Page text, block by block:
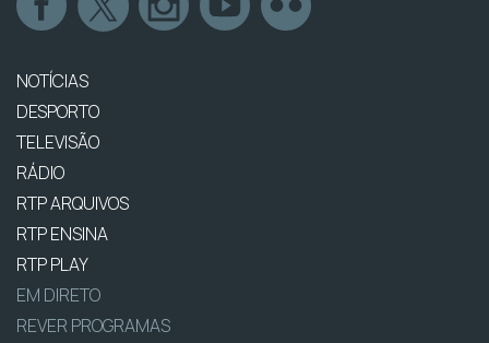
NOTÍCIAS
DESPORTO
TELEVISÃO
RÁDIO
RTP ARQUIVOS
RTP ENSINA
RTP PLAY
EM DIRETO
REVER PROGRAMAS